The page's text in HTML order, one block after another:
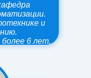
и
6 лет.